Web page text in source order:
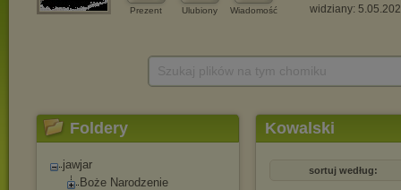
Prezent Ulubiony Wiadomość widziany:
Foldery
jawjar
Boże Narodzenie
Kowalski
sortuj według: